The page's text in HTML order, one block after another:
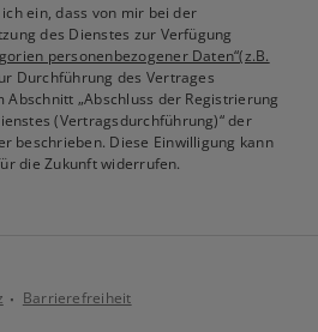
ein, dass von mir bei der
des Dienstes zur Verfügung
personenbezogener Daten“(z.B.
Durchführung des Vertrages
„Abschluss der Registrierung
(Vertragsdurchführung)“ der
beschrieben. Diese Einwilligung kann
die Zukunft widerrufen.
Barrierefreiheit